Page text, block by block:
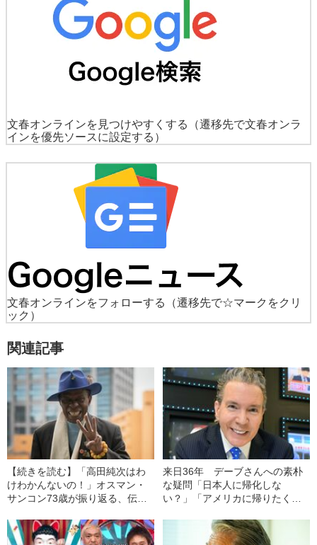
文春オンラインを見つけやすくする
（遷移先で文春オンラ
インを優先ソースに設定する）
文春オンラインをフォローする
（遷移先で☆マークをクリ
ック）
関連記事
【続きを読む】「高田純次はわ
けわかんないの！」オスマン・
サンコン73歳が振り返る、伝説
客”
来日36年 デーブさんへの素朴
な疑問「日本人に帰化しな
い？」「アメリカに帰りたくな